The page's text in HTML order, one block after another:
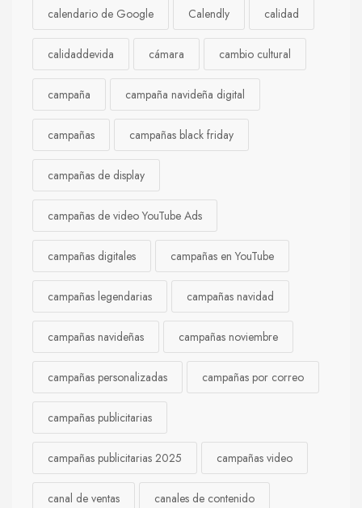
calendario de Google Calendly calidad
calidaddevida cámara cambio cultural
campaña campaña navideña digital
campañas campañas black friday
campañas de display
campañas de video YouTube Ads
campañas digitales campañas en YouTube
campañas legendarias campañas navidad
campañas navideñas campañas noviembre
campañas personalizadas campañas por correo
campañas publicitarias
campañas publicitarias 2025 campañas video
canal de ventas canales de contenido